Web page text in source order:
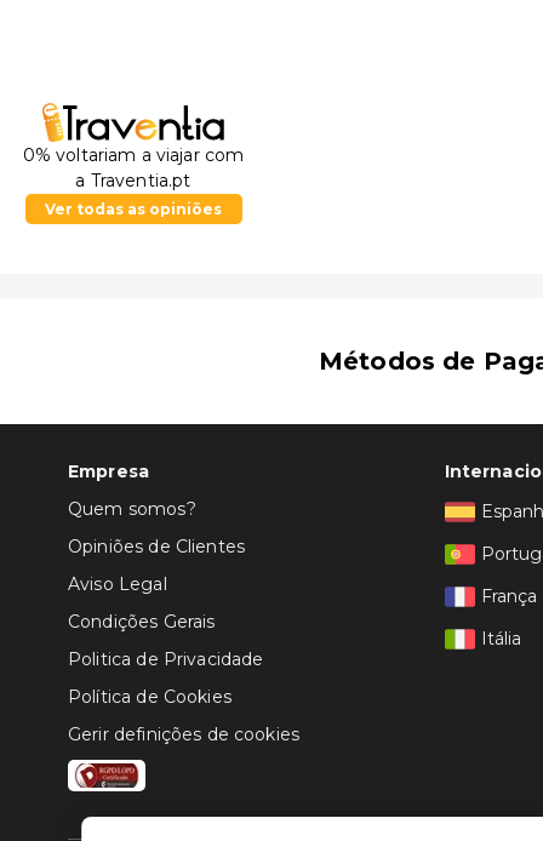
0% voltariam a viajar com
a Traventia.pt
Ver todas as opiniões
Métodos de
Empresa
Quem somos?
Opiniões de Clientes
Aviso Legal
Condições Gerais
Politica de Privacidade
Política de Cookies
Gerir definições de cookies
França
Itália